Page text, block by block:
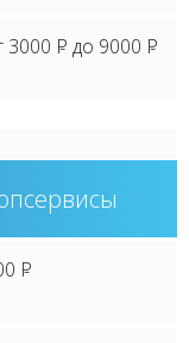
3000 P до 9000 P
P